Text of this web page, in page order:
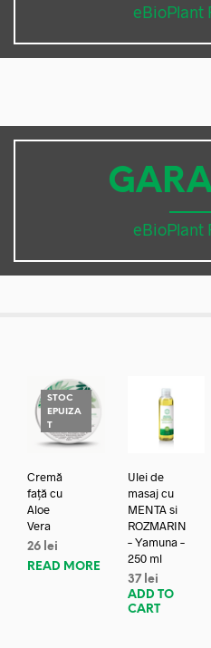
eBioPlant
eBioPlant
STOC
EPUIZA
T
Cremă
față cu
Aloe
Vera
26 lei
READ MORE
Ulei de
masaj cu
MENTA si
ROZMARIN
– Yamuna –
250 ml
37 lei
ADD TO
CART